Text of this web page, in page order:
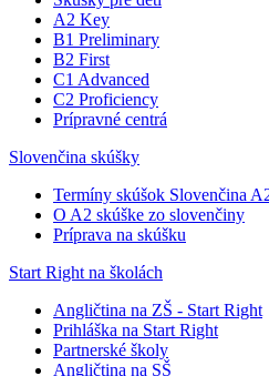
A2 Key
B1 Preliminary
B2 First
C1 Advanced
C2 Proficiency
Prípravné centrá
Slovenčina skúšky
Termíny skúšok Slovenčina
O A2 skúške zo slovenčiny
Príprava na skúšku
Start Right na školách
Angličtina na ZŠ - Start Right
Prihláška na Start Right
Partnerské školy
Angličtina na SŠ